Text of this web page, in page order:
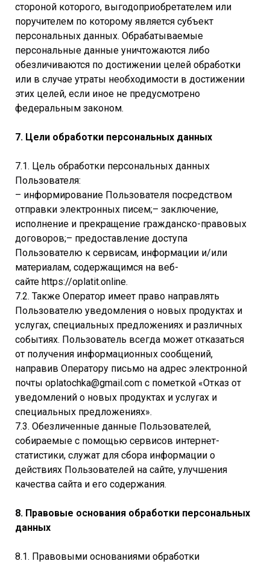
стороной которого, выгодоприобретателем или
поручителем по которому является субъект
персональных данных. Обрабатываемые
персональные данные уничтожаются либо
обезличиваются по достижении целей обработки
или в случае утраты необходимости в достижении
этих целей, если иное не предусмотрено
федеральным законом.
7. Цели обработки персональных данных
7.1. Цель обработки персональных данных
Пользователя:
– информирование Пользователя посредством
отправки электронных писем;– заключение,
исполнение и прекращение гражданско-правовых
договоров;– предоставление доступа
Пользователю к сервисам, информации и/или
материалам, содержащимся на веб-
сайте https://oplatit.online.
7.2. Также Оператор имеет право направлять
Пользователю уведомления о новых продуктах и
услугах, специальных предложениях и различных
событиях. Пользователь всегда может отказаться
от получения информационных сообщений,
направив Оператору письмо на адрес электронной
почты oplatochka@gmail.com с пометкой «Отказ от
уведомлений о новых продуктах и услугах и
специальных предложениях».
7.3. Обезличенные данные Пользователей,
собираемые с помощью сервисов интернет-
статистики, служат для сбора информации о
действиях Пользователей на сайте, улучшения
качества сайта и его содержания.
8. Правовые основания обработки персональных
данных
8.1. Правовыми основаниями обработки